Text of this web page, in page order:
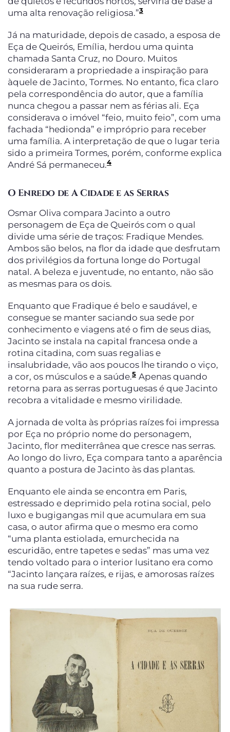
uma alta renovação religiosa.”3
Já na maturidade, depois de casado, a esposa de
Eça de Queirós, Emília, herdou uma quinta
chamada Santa Cruz, no Douro. Muitos
consideraram a propriedade a inspiração para
àquele de Jacinto, Tormes. No entanto, fica claro
pela correspondência do autor, que a família
nunca chegou a passar nem as férias ali. Eça
considerava o imóvel “feio, muito feio”, com uma
fachada “hedionda” e impróprio para receber
uma família. A interpretação de que o lugar teria
sido a primeira Tormes, porém, conforme explica
André Sá permaneceu.4
O Enredo de A Cidade e as Serras
Osmar Oliva compara Jacinto a outro
personagem de Eça de Queirós com o qual
divide uma série de traços: Fradique Mendes.
Ambos são belos, na flor da idade que desfrutam
dos privilégios da fortuna longe do Portugal
natal. A beleza e juventude, no entanto, não são
as mesmas para os dois.
Enquanto que Fradique é belo e saudável, e
consegue se manter saciando sua sede por
conhecimento e viagens até o fim de seus dias,
Jacinto se instala na capital francesa onde a
rotina citadina, com suas regalias e
insalubridade, vão aos poucos lhe tirando o viço,
a cor, os músculos e a saúde.5 Apenas quando
retorna para as serras portuguesas é que Jacinto
recobra a vitalidade e mesmo virilidade.
A jornada de volta às próprias raízes foi impressa
por Eça no próprio nome do personagem,
Jacinto, flor mediterrânea que cresce nas serras.
Ao longo do livro, Eça compara tanto a aparência
quanto a postura de Jacinto às das plantas.
Enquanto ele ainda se encontra em Paris,
estressado e deprimido pela rotina social, pelo
luxo e bugigangas mil que acumulara em sua
casa, o autor afirma que o mesmo era como
“uma planta estiolada, emurchecida na
escuridão, entre tapetes e sedas” mas uma vez
tendo voltado para o interior lusitano era como
“Jacinto lançara raízes, e rijas, e amorosas raízes
na sua rude serra.